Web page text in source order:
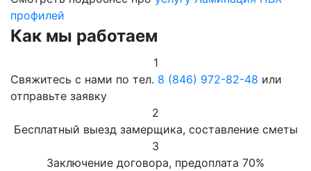
профилей
Как мы работаем
1
Свяжитесь с нами по тел. 8 (846) 972-82-48 или
отправьте заявку
2
Бесплатный выезд замерщика, составление сметы
3
Заключение договора, предоплата 70%